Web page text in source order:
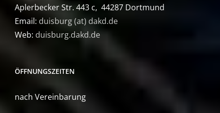
Aplerbecker Str. 443 c, 44287 Dortmund
Email: duisburg (at) dakd.de
Web: duisburg.dakd.de
ÖFFNUNGSZEITEN
nach Vereinbarung